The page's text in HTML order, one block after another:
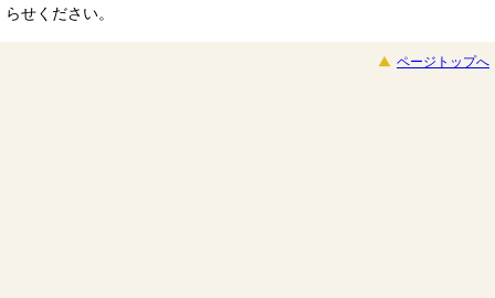
らせください。
ページトップへ